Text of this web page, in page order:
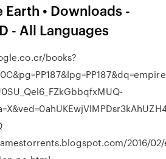
Earth • Downloads -
- All Languages
books?
2016/